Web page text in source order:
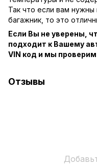
Так что если вам нужны
багажник, то это
Если Вы не уверены,
подходит к Вашему
VIN код и мы
Отзывы